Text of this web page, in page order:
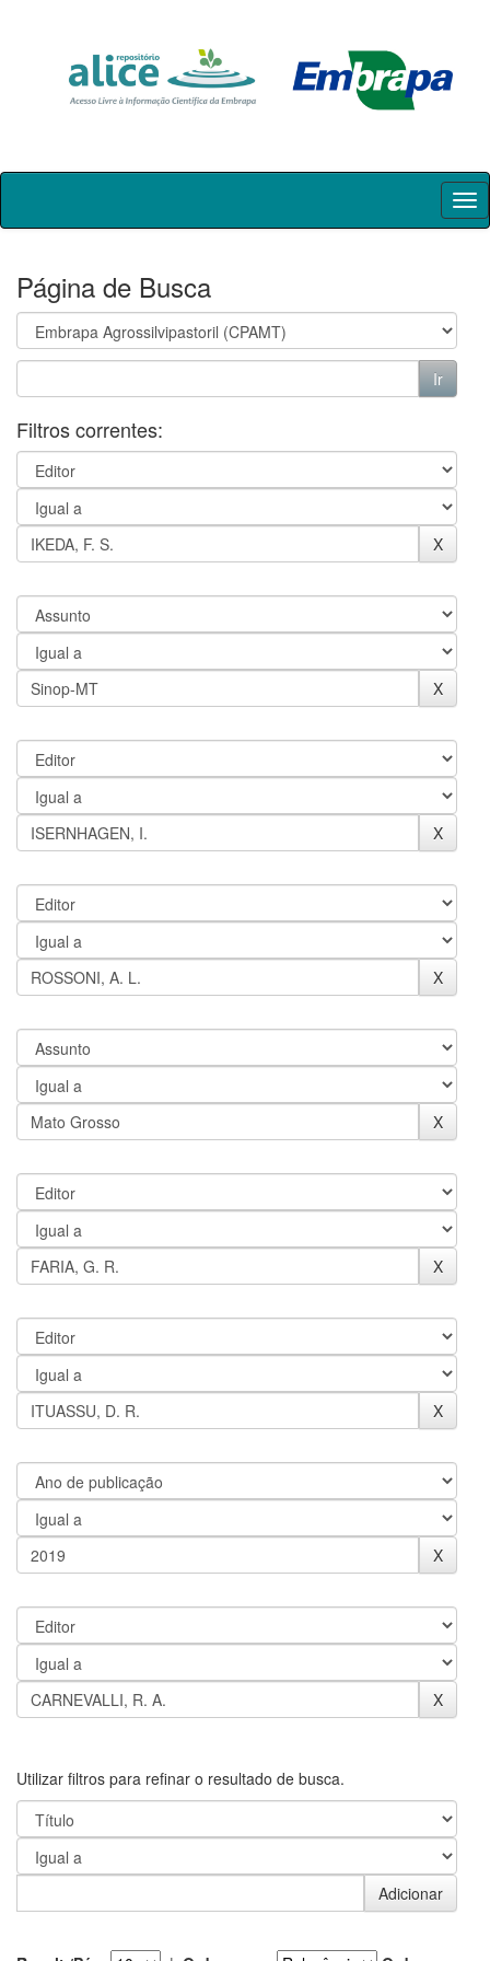
Skip
Página de Busca
Filtros correntes:
Utilizar filtros para refinar o resultado de busca.